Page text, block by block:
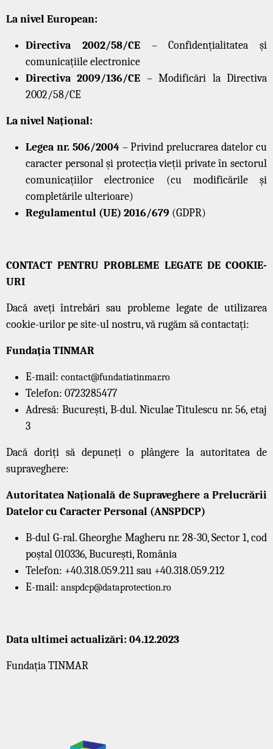
La nivel European:
Directiva 2002/58/CE– Confidențialitatea și
comunicațiile electronice
Directiva 2009/136/CE – Modificări la Directiva
2002/58/CE
La nivel Național:
Legea nr. 506/2004– Privind prelucrarea datelor cu
caracter personal și protecția vieții private în sectorul
comunicațiilor electronice (cu modificările și
completările ulterioare)
Regulamentul (UE) 2016/679 (GDPR)
CONTACT PENTRU PROBLEME LEGATE DE COOKIE-
URI
Dacă aveți întrebări sau probleme legate de utilizarea
cookie-urilor pe site-ul nostru, vă rugăm să contactați:
Fundația TINMAR
E-mail: contact@fundatiatinmar.ro
Telefon: 0723285477
Adresă: București, B-dul. Niculae Titulescu nr. 56, etaj
3
Dacă doriți să depuneți o plângere la autoritatea de
supraveghere:
Autoritatea Națională de Supraveghere a Prelucrării
Datelor cu Caracter Personal (ANSPDCP)
B-dul G-ral. Gheorghe Magheru nr. 28-30, Sector 1, cod
poștal 010336, București, România
Telefon: +40.318.059.211 sau +40.318.059.212
E-mail: anspdcp@dataprotection.ro
Data ultimei actualizări: 04.12.2023
Fundația TINMAR